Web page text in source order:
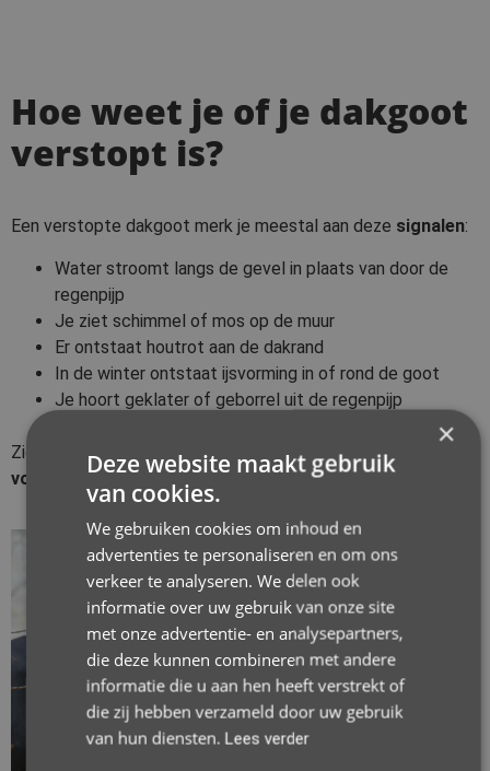
Hoe weet je of je dakgoot
verstopt is?
Een verstopte dakgoot merk je meestal aan deze signalen:
Water stroomt langs de gevel in plaats van door de
regenpijp
Je ziet schimmel of mos op de muur
Er ontstaat houtrot aan de dakrand
In de winter ontstaat ijsvorming in of rond de goot
Je hoort geklater of geborrel uit de regenpijp
Zie je een of meer van deze symptomen?
Dan is het tijd
voor actie.
×
Deze website maakt gebruik
van cookies.
We gebruiken cookies om inhoud en
advertenties te personaliseren en om ons
verkeer te analyseren. We delen ook
informatie over uw gebruik van onze site
met onze advertentie- en analysepartners,
die deze kunnen combineren met andere
informatie die u aan hen heeft verstrekt of
die zij hebben verzameld door uw gebruik
van hun diensten. Lees verder